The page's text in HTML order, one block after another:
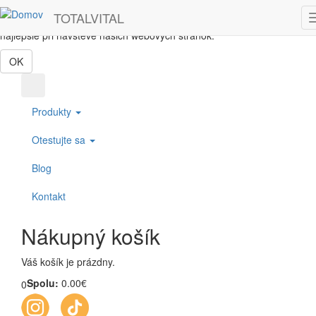
Skočiť na hlavný obsah
Táto webová lokalita používa cookies, ktoré nám pomôžu získať to
najlepšie pri návšteve našich webových stránok.
OK
TOTALVITAL
Produkty
Otestujte sa
Blog
Kontakt
Nákupný košík
Váš košík je prázdny.
0Spolu: 0.00€